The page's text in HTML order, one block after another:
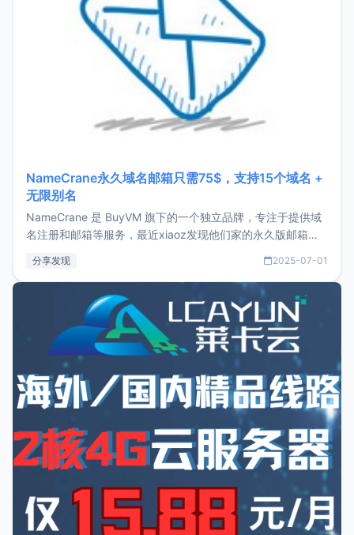
NameCrane永久域名邮箱只需75$，支持15个域名 +
无限别名
NameCrane 是 BuyVM 旗下的一个独立品牌，专注于提供域
名注册和邮箱等服务，最近xiaoz发现他们家的永久版邮箱服
又实惠的域名邮箱，不妨尝试一下 NameCrane。注册
NameCraneNameCrane不支持直接注册，必须要购买
分享发现 2025-07-01